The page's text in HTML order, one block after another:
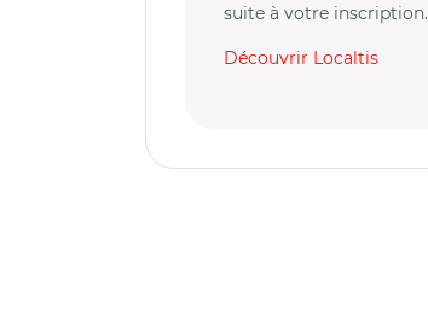
suite à votre inscription.
Découvrir Localtis